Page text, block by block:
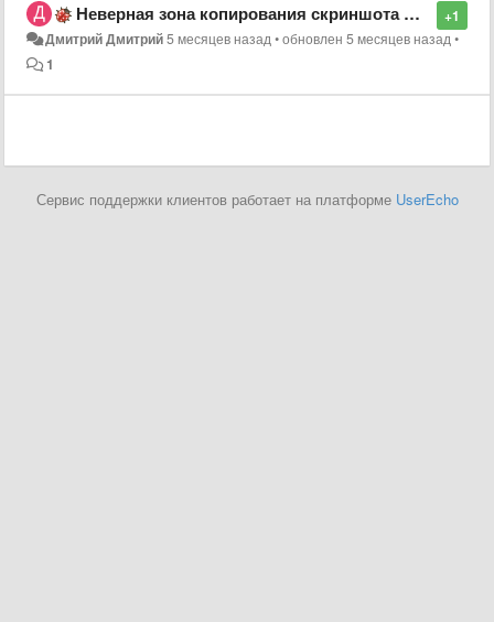
+1
Неверная зона копирования скриншота CTRL+C (не то что выделил)
Дмитрий Дмитрий5 месяцев назад•обновлен5 месяцев назад•
1
Сервис поддержки клиентов работает на платформе UserEcho